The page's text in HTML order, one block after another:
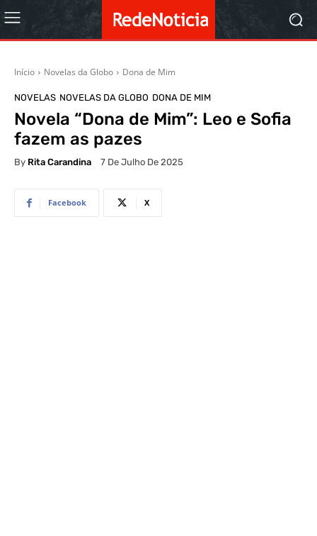
Início Novelas da Globo Dona de Mim
NOVELAS NOVELAS DA GLOBO DONA DE MIM
Novela “Dona de Mim”: Leo e Sofia
fazem as pazes
By Rita Carandina 7 De Julho De 2025
Facebook X